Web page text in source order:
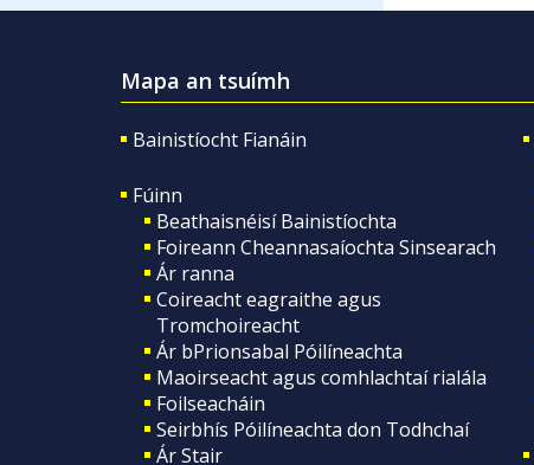
Mapa an tsuímh
Bainistíocht Fianáin
Fúinn
Beathaisnéisí Bainistíochta
Foireann Cheannasaíochta Sinsearach
Ár ranna
Coireacht eagraithe agus
Tromchoireacht
Ár bPrionsabal Póilíneachta
Maoirseacht agus comhlachtaí rialála
Foilseacháin
Seirbhís Póilíneachta don Todhchaí
Ár Stair